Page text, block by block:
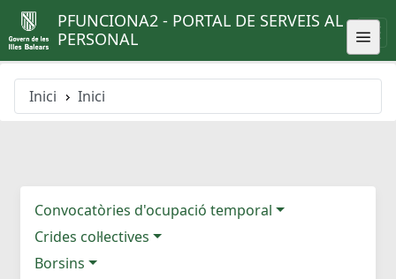
PFUNCIONA2 - PORTAL DE SERVEIS AL
PERSONAL
Inici Inici
Convocatòries d'ocupació temporal
Crides col·lectives
Borsins